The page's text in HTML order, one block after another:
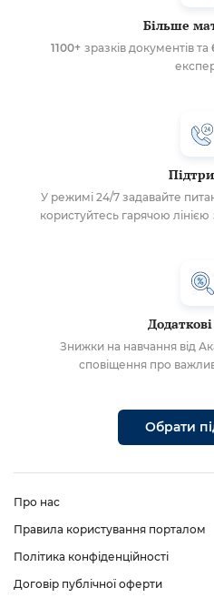
Більше
1100+ зразків документів та
У режимі 24/7 задавайте
користуйтесь гарячою лінією
Знижки на навчання від
сповіщення про
Обрати
Про нас
Правила користування порталом
Політика конфіденційності
Договір публічної оферти